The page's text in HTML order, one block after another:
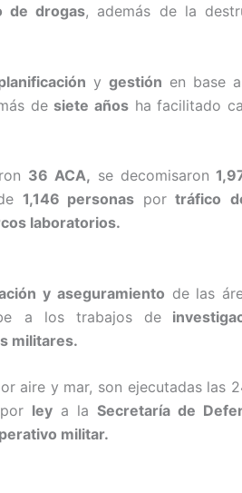
de drogas, además de la
ygestión en base
de siete años ha facilitado
36 ACA, se decomisaron
1,146 personas portráfico
laboratorios.
y aseguramiento de las
a los trabajos de
militares.
aire y mar, son ejecutadas las
ley a la Secretaría de
militar.